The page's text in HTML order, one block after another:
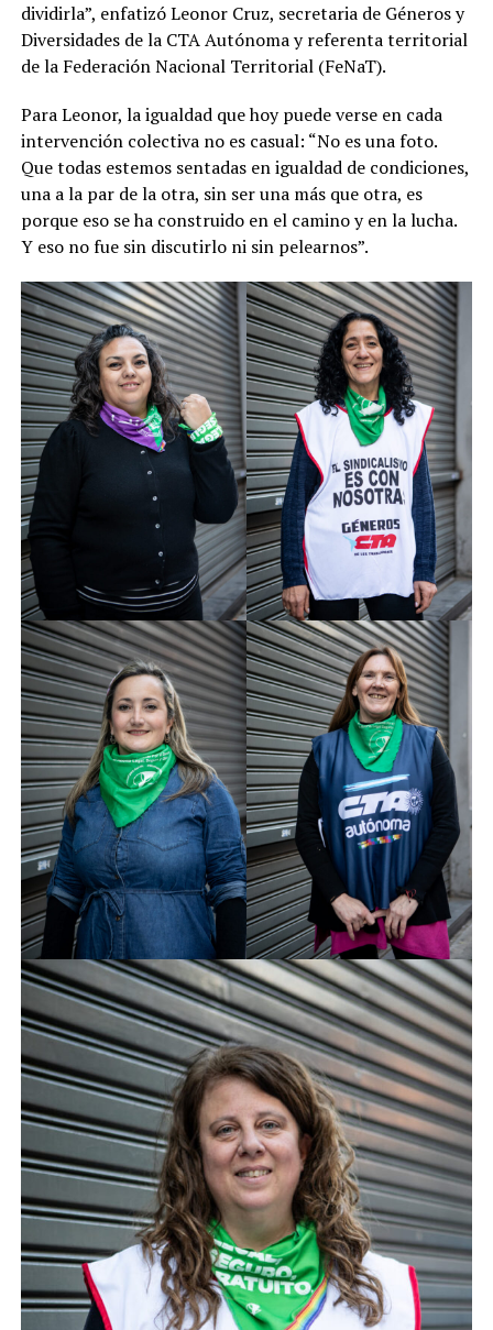
dividirla”, enfatizó Leonor Cruz, secretaria de Géneros y
Diversidades de la CTA Autónoma y referenta territorial
de la Federación Nacional Territorial (FeNaT).
Para Leonor, la igualdad que hoy puede verse en cada
intervención colectiva no es casual: “No es una foto.
Que todas estemos sentadas en igualdad de condiciones,
una a la par de la otra, sin ser una más que otra, es
porque eso se ha construido en el camino y en la lucha.
Y eso no fue sin discutirlo ni sin pelearnos”.